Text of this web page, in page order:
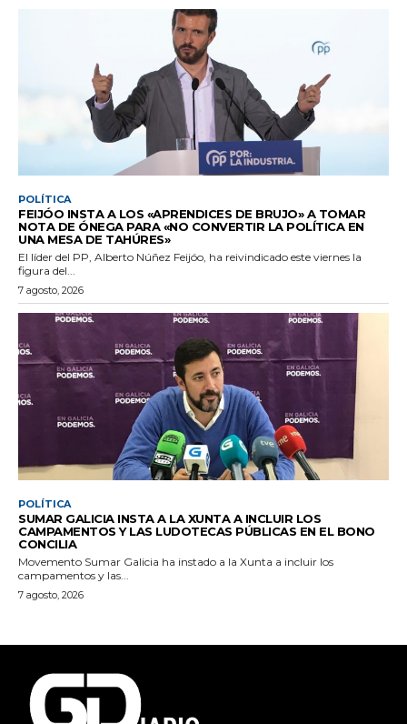
POLÍTICA
FEIJÓO INSTA A LOS «APRENDICES DE BRUJO» A TOMAR
NOTA DE ÓNEGA PARA «NO CONVERTIR LA POLÍTICA EN
UNA MESA DE TAHÚRES»
El líder del PP, Alberto Núñez Feijóo, ha reivindicado este viernes la
figura del...
7 agosto, 2026
POLÍTICA
SUMAR GALICIA INSTA A LA XUNTA A INCLUIR LOS
CAMPAMENTOS Y LAS LUDOTECAS PÚBLICAS EN EL BONO
CONCILIA
Movemento Sumar Galicia ha instado a la Xunta a incluir los
campamentos y las...
7 agosto, 2026